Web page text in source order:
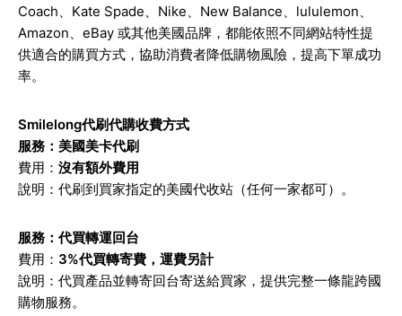
Coach、Kate Spade、Nike、New Balance、lululemon、
Amazon、eBay 或其他美國品牌，都能依照不同網站特性提
供適合的購買方式，協助消費者降低購物風險，提高下單成功
率。
Smilelong代刷代購收費方式
服務：美國美卡代刷
費用： 沒有額外費用
說明：代刷到買家指定的美國代收站（任何一家都可）。
服務：代買轉運回台
費用： 3%代買轉寄費，運費另計
說明：代買產品並轉寄回台寄送給買家，提供完整一條龍跨國
購物服務。